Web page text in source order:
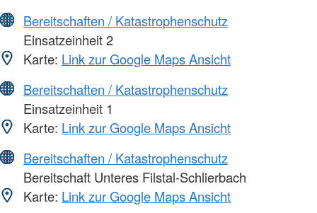
Bereitschaften / Katastrophenschutz
Einsatzeinheit 2
Karte: Link zur Google Maps Ansicht
Bereitschaften / Katastrophenschutz
Einsatzeinheit 1
Karte: Link zur Google Maps Ansicht
Bereitschaften / Katastrophenschutz
Bereitschaft Unteres Filstal-Schlierbach
Karte: Link zur Google Maps Ansicht